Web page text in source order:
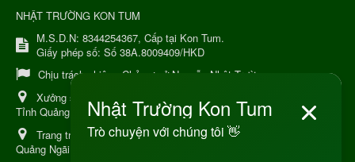
NHẬT TRƯỜNG KON TUM
M.S.D.N: 8344254367, Cấp tại Kon Tum.
Giấy phép số: Số 38A.8009409/HKD
Chịu trách nhiệm: Chủ cơ sở Nguyễn Nhật Trường
Xưởng sản xuất:
Tỉnh Quảng Ngải
Trang trại Dược Liệu Hữu Cơ:Khu 37 Hộ Xã Măng Đen Tỉnh
Quảng Ngãi